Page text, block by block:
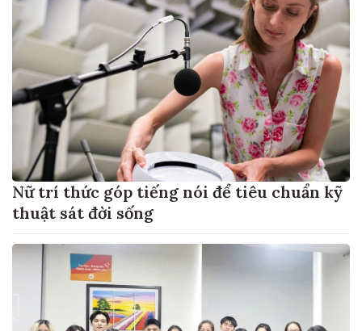
Nữ trí thức góp tiếng nói để tiêu chuẩn kỹ
thuật sát đời sống